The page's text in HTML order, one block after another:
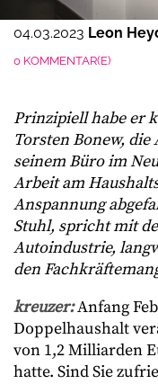
04.03.2023 Leon
0 KOMMENTAR(E)
Prinzipiell habe er
Torsten Bonew,
seinem Büro im
Arbeit am
Anspannung
Stuhl, spricht mit
Autoindustrie,
den
kreuzer:Anfang
Doppelhaushalt
von 1,2 Milliarden
hatte. Sind Sie